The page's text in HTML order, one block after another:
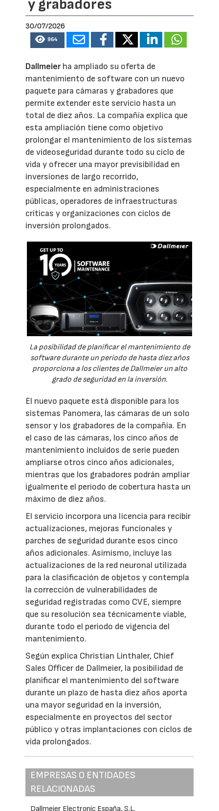
y grabadores
30/07/2026
964
Dallmeierha ampliado su oferta de
mantenimiento de software con un nuevo
paquete para cámaras y grabadores que
permite extender este servicio hasta un
total de diez años. La compañía explica que
esta ampliación tiene como objetivo
prolongar el mantenimiento de los sistemas
de videoseguridad durante todo su ciclo de
vida y ofrecer una mayor previsibilidad en
inversiones de largo recorrido,
especialmente en administraciones
públicas, operadores de infraestructuras
críticas y organizaciones con ciclos de
inversión prolongados.
La posibilidad de planificar el mantenimiento de
software durante un periodo de hasta diez años
proporciona a los clientes de Dallmeier un alto
grado de seguridad en la inversión.
El nuevo paquete está disponible para los
sistemas Panomera, las cámaras de un solo
sensor y los grabadores de la compañía. En
el caso de las cámaras, los cinco años de
mantenimiento incluidos de serie pueden
ampliarse otros cinco años adicionales,
mientras que los grabadores podrán ampliar
igualmente el periodo de cobertura hasta un
máximo de diez años.
El servicio incorpora una licencia para recibir
actualizaciones, mejoras funcionales y
parches de seguridad durante esos cinco
años adicionales. Asimismo, incluye las
actualizaciones de la red neuronal utilizada
para la clasificación de objetos y contempla
la corrección de vulnerabilidades de
seguridad registradas como CVE, siempre
que su resolución sea técnicamente viable,
durante todo el periodo de vigencia del
mantenimiento.
Según explica Christian Linthaler, Chief
Sales Officer de Dallmeier, la posibilidad de
planificar el mantenimiento del software
durante un plazo de hasta diez años aporta
una mayor seguridad en la inversión,
especialmente en proyectos del sector
público y otras implantaciones con ciclos de
vida prolongados.
EMPRESAS O ENTIDADES
RELACIONADAS
Dallmeier Electronic España, S.L.